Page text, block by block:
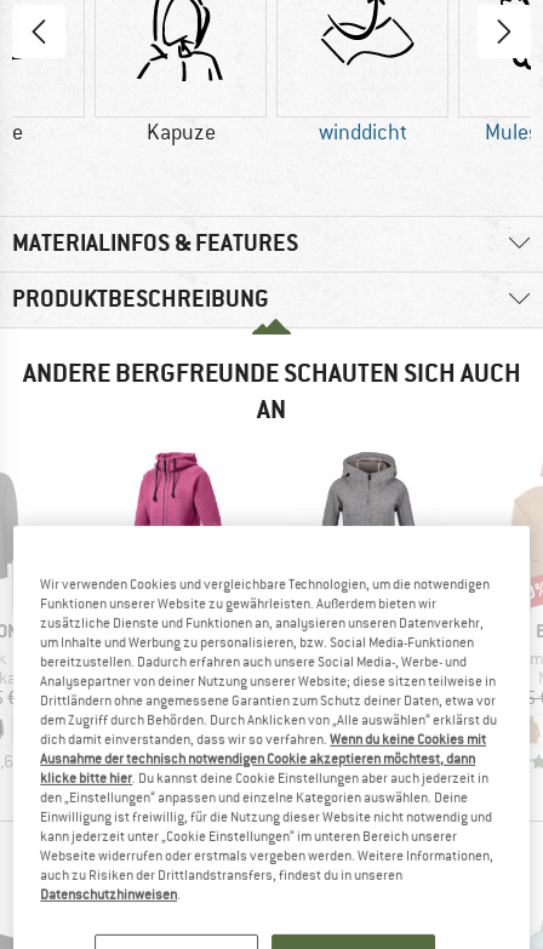
Kapuze winddicht
MATERIALINFOS & FEATURES
PRODUKTBESCHREIBUNG
ANDERE BERGFREUNDE SCHAUTEN SICH AUCH
AN
€
)
MARKE
MUFFLON
Artikel
Women's Carla
Produktgruppe
Mantel
Preis
360,95 €
4,7(48)
MARKE
VAUDE
Artikel
Women's Pellice Wool Jacket
Produktgruppe
Wolljacke
Preis
199,95 €reduzierter Preis
89,98 €
4,3(114)
Rabatt
55%
253,95
DIESE PRODUKTE PASSEN IDEAL DAZU
Wir verwenden Cookies und vergleichbare Technologien, um die notwendigen
Funktionen unserer Website zu gewährleisten. Außerdem bieten wir
zusätzliche Dienste und Funktionen an, analysieren unseren Datenverkehr,
um Inhalte und Werbung zu personalisieren, bzw. Social Media-Funktionen
bereitzustellen. Dadurch erfahren auch unsere Social Media-, Werbe- und
Analysepartner von deiner Nutzung unserer Website; diese sitzen teilweise in
Drittländern ohne angemessene Garantien zum Schutz deiner Daten, etwa vor
dem Zugriff durch Behörden. Durch Anklicken von „Alle auswählen“ erklärst du
dich damit einverstanden, dass wir so verfahren.Wenn du keine Cookies mit
Ausnahme der technisch notwendigen Cookie akzeptieren möchtest, dann
klicke bitte hier. Du kannst deine Cookie Einstellungen aber auch jederzeit in
den „Einstellungen“ anpassen und einzelne Kategorien auswählen. Deine
Einwilligung ist freiwillig, für die Nutzung dieser Website nicht notwendig und
kann jederzeit unter „Cookie Einstellungen“ im unteren Bereich unserer
Webseite widerrufen oder erstmals vergeben werden. Weitere Informationen,
auch zu Risiken der Drittlandstransfers, findest du in unseren
Datenschutzhinweisen.